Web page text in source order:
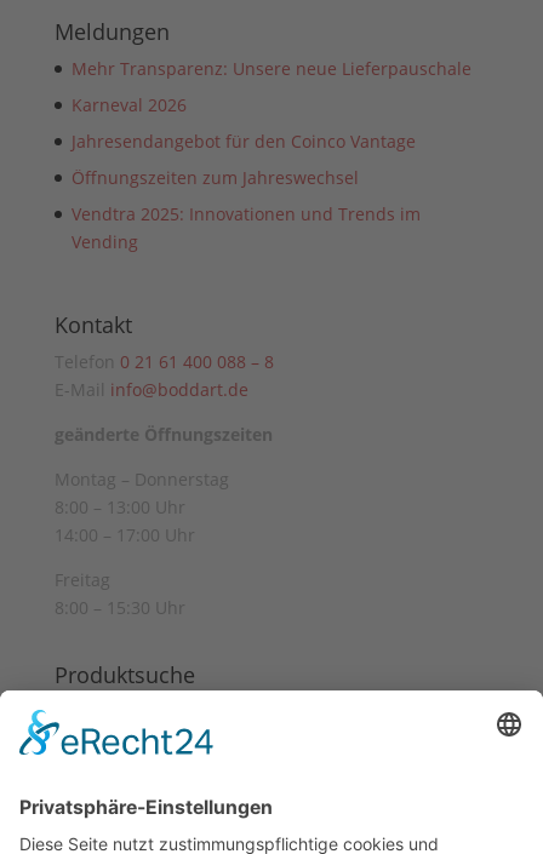
Meldungen
Mehr Transparenz: Unsere neue Lieferpauschale
Karneval 2026
Jahresendangebot für den Coinco Vantage
Öffnungszeiten zum Jahreswechsel
Vendtra 2025: Innovationen und Trends im
Vending
Kontakt
Telefon 0 21 61 400 088 – 8
E-Mail info@boddart.de
geänderte Öffnungszeiten
Montag – Donnerstag
8:00 – 13:00 Uhr
14:00 – 17:00 Uhr
Freitag
8:00 – 15:30 Uhr
Produktsuche
nach:
InformationenDatenschutz